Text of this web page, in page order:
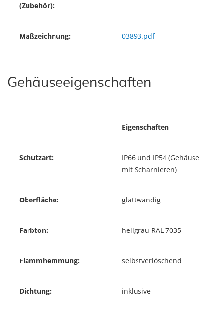
(Zubehör):
Maßzeichnung: 03893.pdf
Gehäuseeigenschaften
Eigenschaften
Schutzart:
IP66 und IP54 (Gehäuse
mit Scharnieren)
Oberfläche: glattwandig
Farbton: hellgrau RAL 7035
Flammhemmung: selbstverlöschend
Dichtung: inklusive